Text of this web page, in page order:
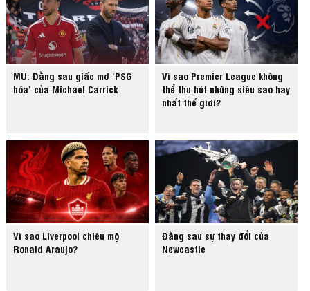
MU: Đằng sau giấc mơ ‘PSG
hóa’ của Michael Carrick
Vì sao Premier League không
thể thu hút những siêu sao hay
nhất thế giới?
Vì sao Liverpool chiêu mộ
Ronald Araujo?
Đằng sau sự thay đổi của
Newcastle